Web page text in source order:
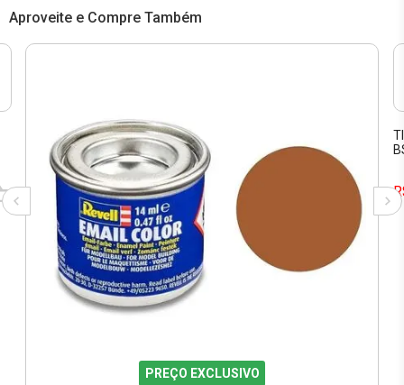
Aproveite e Compre Também
PREÇO EXCLUSIVO